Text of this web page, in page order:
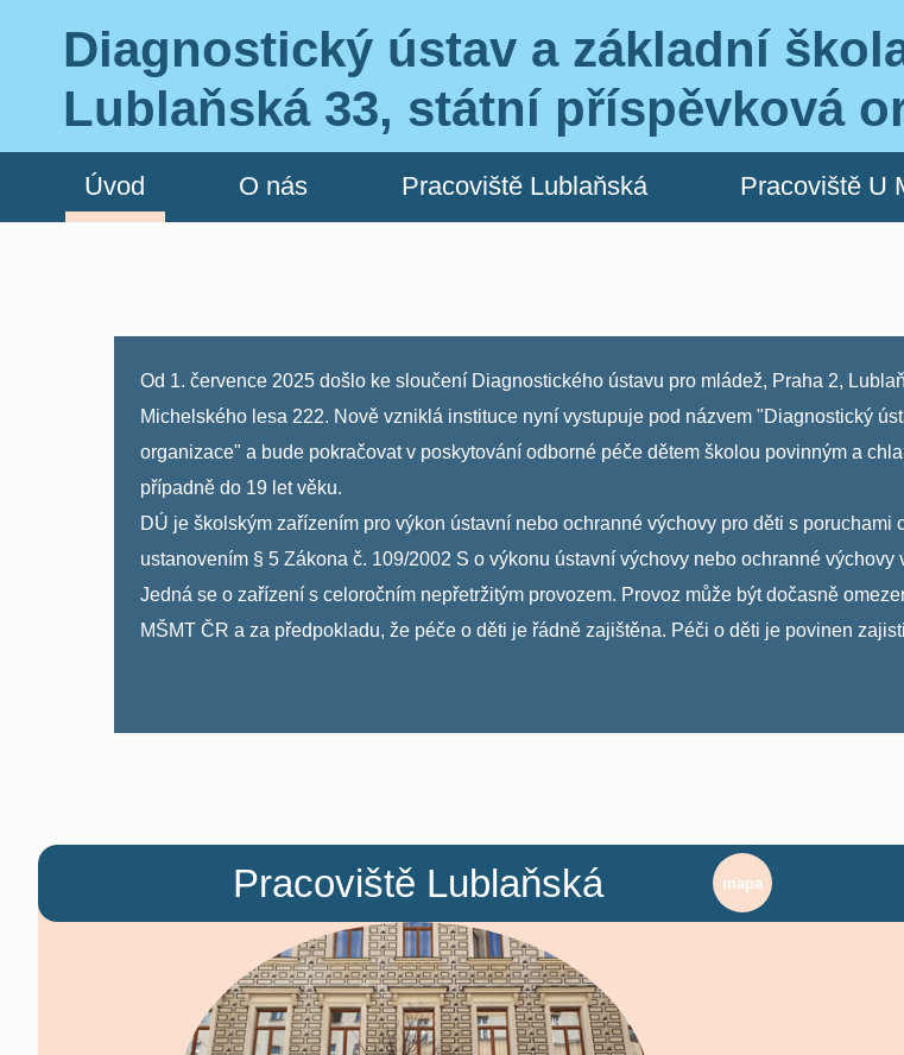
Diagnostický ústav a základní
Lublaňská 33, státní příspěvková
Úvod O nás Pracoviště Lublaňská Pracoviště U
Od 1. července 2025 došlo ke sloučení Diagnostického ústavu pro mládež, Praha 2,
Michelského lesa 222. Nově vzniklá instituce nyní vystupuje pod názvem "Diagnostický
organizace" a bude pokračovat v poskytování odborné péče dětem školou povinným a
případně do 19 let věku.
DÚ je školským zařízením pro výkon ústavní nebo ochranné výchovy pro děti s
ustanovením § 5 Zákona č. 109/2002 S o výkonu ústavní výchovy nebo ochranné
Jedná se o zařízení s celoročním nepřetržitým provozem. Provoz může být dočasně
MŠMT ČR a za předpokladu, že péče o děti je řádně zajištěna. Péči o děti je povinen
Pracoviště Lublaňská mapa